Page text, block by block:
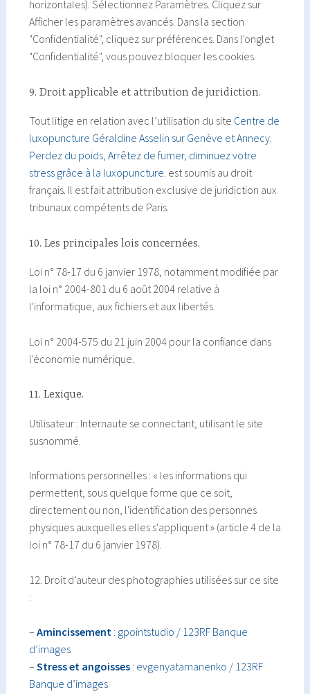
horizontales). Sélectionnez Paramètres. Cliquez sur
Afficher les paramètres avancés. Dans la section
"Confidentialité", cliquez sur préférences. Dans l'onglet
"Confidentialité", vous pouvez bloquer les cookies.
9. Droit applicable et attribution de juridiction.
Tout litige en relation avec l’utilisation du site Centre de
luxopuncture Géraldine Asselin sur Genève et Annecy.
Perdez du poids, Arrêtez de fumer, diminuez votre
stress grâce à la luxopuncture. est soumis au droit
français. Il est fait attribution exclusive de juridiction aux
tribunaux compétents de Paris.
10. Les principales lois concernées.
Loi n° 78-17 du 6 janvier 1978, notamment modifiée par
la loi n° 2004-801 du 6 août 2004 relative à
l'informatique, aux fichiers et aux libertés.
Loi n° 2004-575 du 21 juin 2004 pour la confiance dans
l'économie numérique.
11. Lexique.
Utilisateur : Internaute se connectant, utilisant le site
susnommé.
Informations personnelles : « les informations qui
permettent, sous quelque forme que ce soit,
directement ou non, l'identification des personnes
physiques auxquelles elles s'appliquent » (article 4 de la
loi n° 78-17 du 6 janvier 1978).
12. Droit d’auteur des photographies utilisées sur ce site
:
– Amincissement: gpointstudio / 123RF Banque
d’images
– Stress et angoisses: evgenyatamanenko / 123RF
Banque d’images